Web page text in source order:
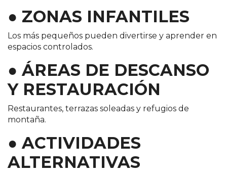
● ZONAS INFANTILES
Los más pequeños pueden divertirse y aprender en
espacios controlados.
● ÁREAS DE DESCANSO
Y RESTAURACIÓN
Restaurantes, terrazas soleadas y refugios de
montaña.
● ACTIVIDADES
ALTERNATIVAS